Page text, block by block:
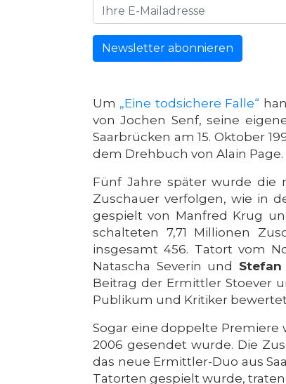
Newsletter abonnieren
Um „Eine todsichere Falle“
von Jochen Senf, seine
Saarbrücken am 15. Oktober
dem Drehbuch von Alain
Fünf Jahre später wurde die
Zuschauer verfolgen, wie in
gespielt von Manfred Krug
schalteten 7,71 Millionen
insgesamt 456. Tatort vom
Natascha Severin und Stefan
Beitrag der Ermittler Stoever
Publikum und Kritiker
Sogar eine doppelte Premiere
2006 gesendet wurde. Die
das neue Ermittler-Duo aus
Tatorten gespielt wurde,